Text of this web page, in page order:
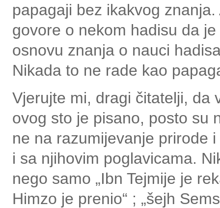
papagaji bez ikakvog
govore o nekom hadisu da
osnovu znanja o nauci
Nikada to ne rade kao
Vjerujte mi, dragi čitatelji, da
ovog sto je pisano, posto su
ne na razumijevanje prirode
i sa njihovim poglavicama.
nego samo „Ibn Tejmije je
Himzo je prenio“ ; „šejh